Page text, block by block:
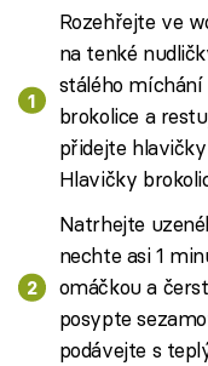
Rozehřejte ve
na tenké
stálého
brokolice a
přidejte
Hlavičky
Natrhejte
nechte asi 1
omáčkou a
posypte
podávejte s